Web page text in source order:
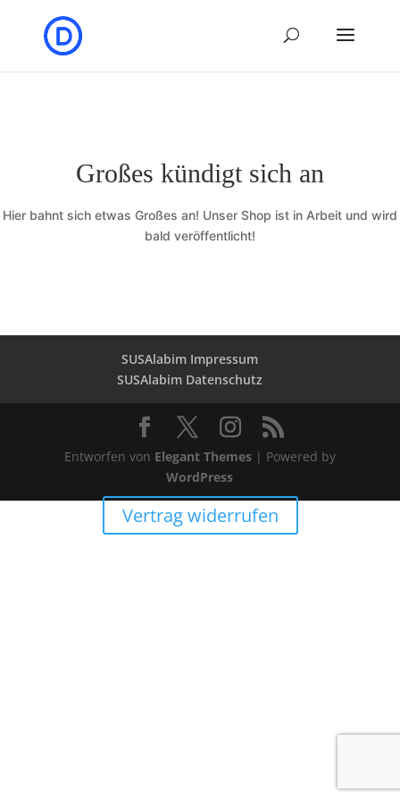
Großes kündigt sich an
Hier bahnt sich etwas Großes an! Unser Shop ist in Arbeit und wird
bald veröffentlicht!
SUSAlabim Impressum
SUSAlabim Datenschutz
Entworfen von Elegant Themes| Powered by
WordPress
Vertrag widerrufen